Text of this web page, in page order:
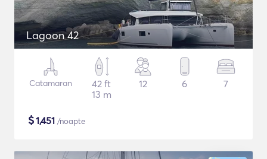
Lagoon 42
Catamaran
42 ft
13 m
12 6 7
$1,451 /noapte